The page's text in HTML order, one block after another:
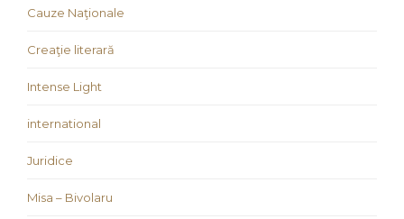
Cauze Naţionale
Creaţie literară
Intense Light
international
Juridice
Misa – Bivolaru